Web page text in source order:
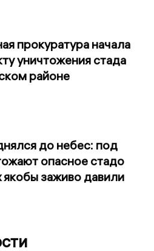
прокуратура начала
уничтожения стада
районе
до небес: под
опасное стадо
якобы заживо давили